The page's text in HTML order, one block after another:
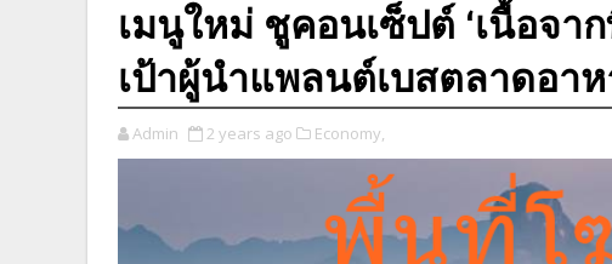
เมนูใหม่ ชูคอนเซ็ปต์ ‘เนื้อจา
เป้าผู้นำแพลนต์เบสตลาดอา
Admin 2 years ago Economy,